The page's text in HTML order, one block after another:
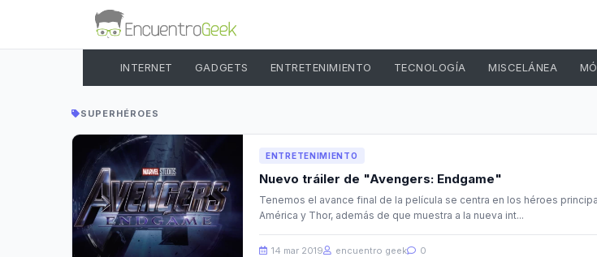
INTERNET GADGETS ENTRETENIMIENTO TECNOLOGÍA MISCELÁNEA
SUPERHÉROES
ENTRETENIMIENTO
Nuevo tráiler de "Avengers: Endgame"
Tenemos el avance final de la película se centra en los héroes
América y Thor, además de que muestra a la nueva int...
14 mar 2019 encuentro geek 0